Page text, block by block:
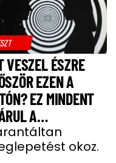
VESZEL ÉSZRE
EZEN A
EZ MINDENT
A
okoz.